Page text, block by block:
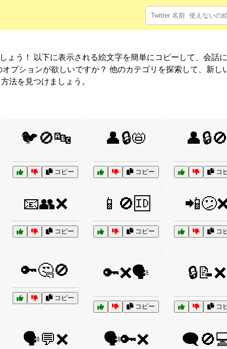
ょう！ 以下に表示される絵文字を簡単にコピーして、会話
プションが欲しいですか？ 他のカテゴリを探索して、新し
法を見つけましょう。
🐦🚫🔤
コピー
👤🔒📛
コピー
👤🔒🚫
コ
📧👥❌
コピー
📱🚫🆔
コピー コ
🔑🤔🚫
コピー
🔑❌🗣️
コピー
🔒📝❌
コ
🗣️💬❌ 🗣️🔑❌